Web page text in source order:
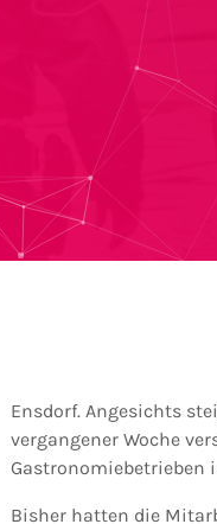
Ensdorf. Angesichts
vergangener Woche
Gastronomiebetrieben
Bisher hatten die